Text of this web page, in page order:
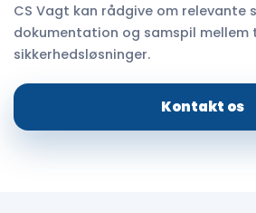
CS Vagt kan rådgive om relevante
dokumentation og samspil mellem
sikkerhedsløsninger.
Kontakt os